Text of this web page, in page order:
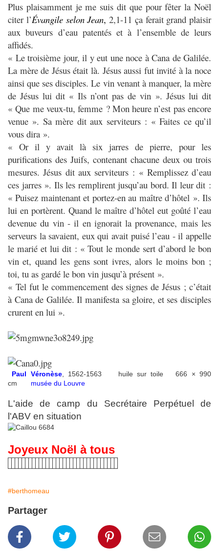
Plus plaisamment je me suis dit que pour fêter la Noël
citer l’Évangile selon Jean, 2,1-11 ça ferait grand plaisir
aux buveurs d’eau patentés et à l’ensemble de leurs
affidés.
« Le troisième jour, il y eut une noce à Cana de Galilée.
La mère de Jésus était là. Jésus aussi fut invité à la noce
ainsi que ses disciples. Le vin venant à manquer, la mère
de Jésus lui dit « Ils n’ont pas de vin ». Jésus lui dit
« Que me veux-tu, femme ? Mon heure n’est pas encore
venue ». Sa mère dit aux serviteurs : « Faites ce qu’il
vous dira ».
« Or il y avait là six jarres de pierre, pour les
purifications des Juifs, contenant chacune deux ou trois
mesures. Jésus dit aux serviteurs : « Remplissez d’eau
ces jarres ». Ils les remplirent jusqu’au bord. Il leur dit :
« Puisez maintenant et portez-en au maître d’hôtel ». Ils
lui en portèrent. Quand le maître d’hôtel eut goûté l’eau
devenue du vin - il en ignorait la provenance, mais les
serveurs la savaient, eux qui avait puisé l’eau - il appelle
le marié et lui dit : « Tout le monde sert d’abord le bon
vin et, quand les gens sont ivres, alors le moins bon ;
toi, tu as gardé le bon vin jusqu’à présent ».
« Tel fut le commencement des signes de Jésus ; c’était
à Cana de Galilée. Il manifesta sa gloire, et ses disciples
crurent en lui ».
Paul Véronèse, 1562-1563 huile sur toile 666 × 990
cm musée du Louvre
L'aide de camp du Secrétaire Perpétuel de
l'ABV en situation
Joyeux Noël à tous
#berthomeau
Partager